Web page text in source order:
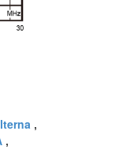
,
,